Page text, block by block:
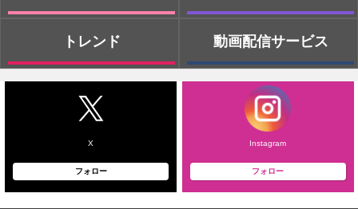
トレンド 動画配信サービス
X
フォロー
Instagram
フォロー